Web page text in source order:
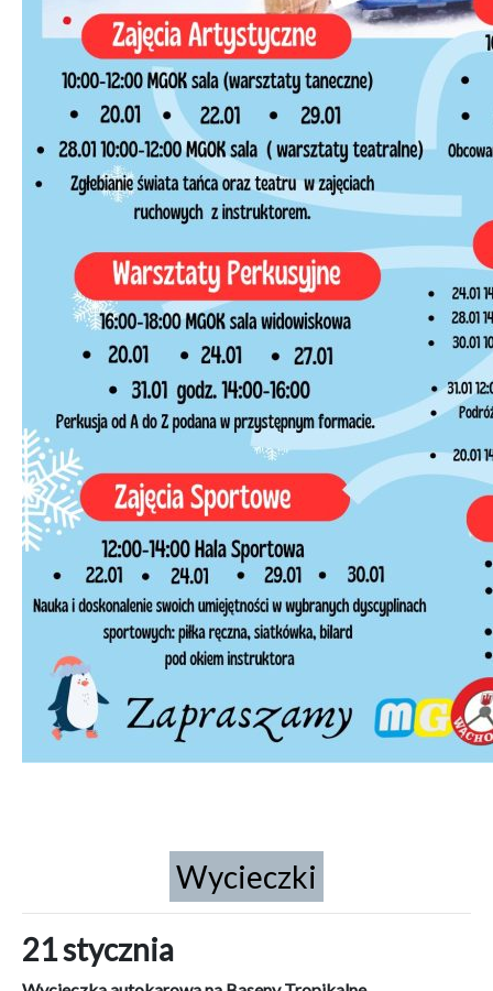
Wycieczki
21 stycznia